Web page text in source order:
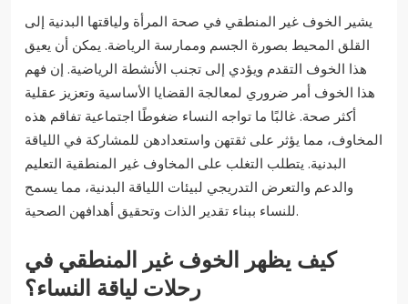
يشير الخوف غير المنطقي في صحة المرأة ولياقتها البدنية إلى
القلق المحيط بصورة الجسم وممارسة الرياضة. يمكن أن يعيق
هذا الخوف التقدم ويؤدي إلى تجنب الأنشطة الرياضية. إن فهم
هذا الخوف أمر ضروري لمعالجة القضايا الأساسية وتعزيز عقلية
أكثر صحة. غالبًا ما تواجه النساء ضغوطًا اجتماعية تفاقم هذه
المخاوف، مما يؤثر على ثقتهن واستعدادهن للمشاركة في اللياقة
البدنية. يتطلب التغلب على المخاوف غير المنطقية التعليم
والدعم والتعرض التدريجي لبيئات اللياقة البدنية، مما يسمح
للنساء ببناء تقدير الذات وتحقيق أهدافهن الصحية.
كيف يظهر الخوف غير المنطقي في
رحلات لياقة النساء؟